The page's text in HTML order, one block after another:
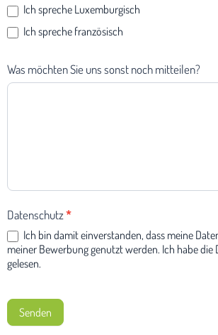
Ich spreche Luxemburgisch
Ich spreche französisch
Was möchten Sie uns sonst noch mitteilen?
Datenschutz*
Ich bin damit einverstanden, dass meine
meiner Bewerbung genutzt werden. Ich habe
gelesen.
Senden